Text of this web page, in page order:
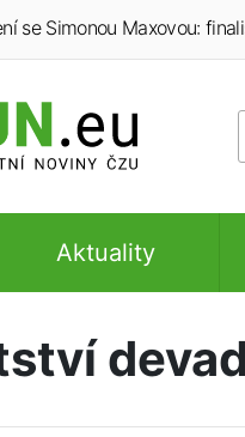
se Simonou Maxovou:
Aktuality